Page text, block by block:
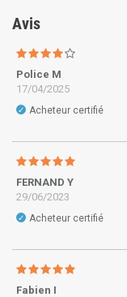
Avis
Police M
17/04/2025
✓ Acheteur certifié
FERNAND Y
29/06/2023
✓ Acheteur certifié
Fabien I